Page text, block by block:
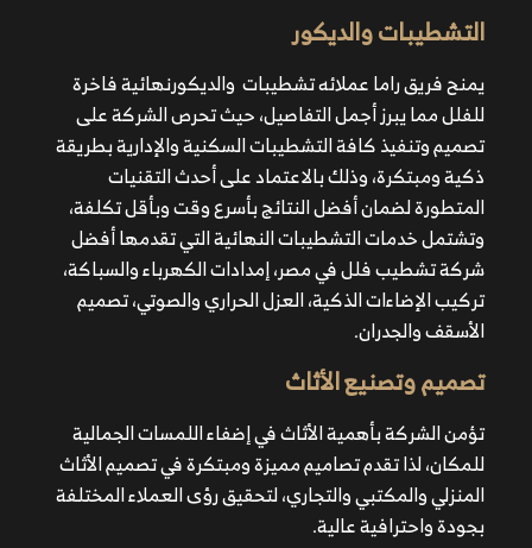
التشطيبات والديكور
يمنح فريق راما عملائه تشطيبات والديكورنهائية فاخرة
للفلل مما يبرز أجمل التفاصيل، حيث تحرص الشركة على
تصميم وتنفيذ كافة التشطيبات السكنية والإدارية بطريقة
ذكية ومبتكرة، وذلك بالاعتماد على أحدث التقنيات
المتطورة لضمان أفضل النتائج بأسرع وقت وبأقل تكلفة،
وتشتمل خدمات التشطيبات النهائية التي تقدمها أفضل
شركة تشطيب فلل في مصر، إمدادات الكهرباء والسباكة،
تركيب الإضاءات الذكية، العزل الحراري والصوتي، تصميم
الأسقف والجدران.
تصميم وتصنيع الأثاث
تؤمن الشركة بأهمية الأثاث في إضفاء اللمسات الجمالية
للمكان، لذا تقدم تصاميم مميزة ومبتكرة في تصميم الأثاث
المنزلي والمكتبي والتجاري، لتحقيق رؤى العملاء المختلفة
بجودة واحترافية عالية.